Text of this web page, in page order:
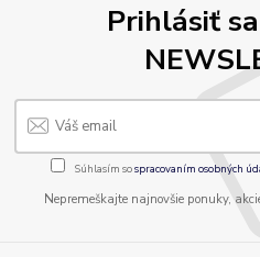
Prihlásiť
Súhlasím sospracovaním osobných
Nepremeškajte najnovšie ponuky,